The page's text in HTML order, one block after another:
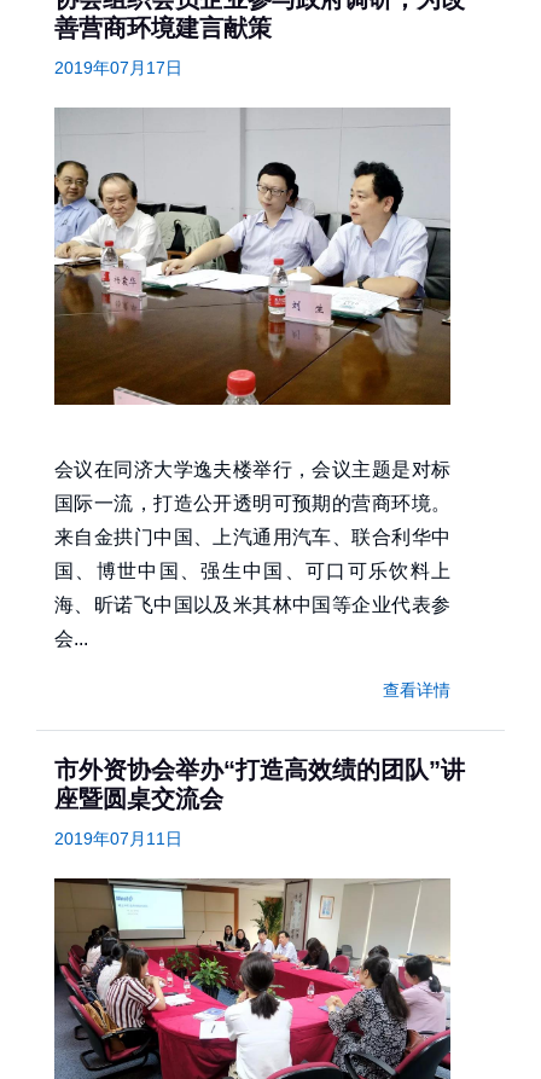
善营商环境建言献策
2019年07月17日
会议在同济大学逸夫楼举行，会议主题是对标
国际一流，打造公开透明可预期的营商环境。
来自金拱门中国、上汽通用汽车、联合利华中
国、博世中国、强生中国、可口可乐饮料上
海、昕诺飞中国以及米其林中国等企业代表参
会...
查看详情
市外资协会举办“打造高效绩的团队”讲
座暨圆桌交流会
2019年07月11日